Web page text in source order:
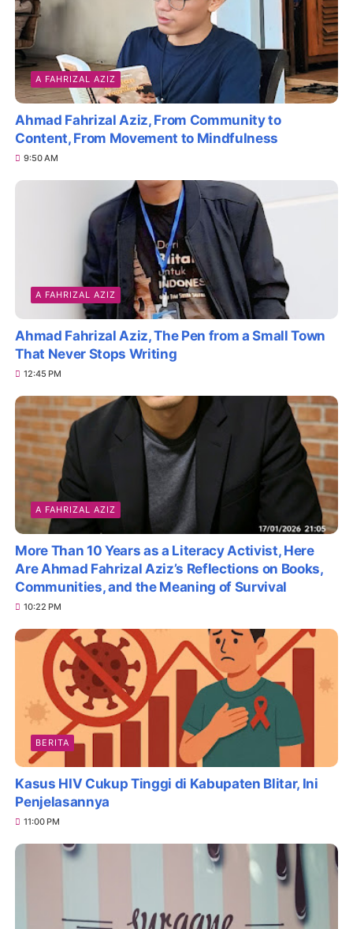
A FAHRIZAL AZIZ
Ahmad Fahrizal Aziz, From Community to
Content, From Movement to Mindfulness
9:50 AM
A FAHRIZAL AZIZ
Ahmad Fahrizal Aziz, The Pen from a Small Town
That Never Stops Writing
12:45 PM
A FAHRIZAL AZIZ
More Than 10 Years as a Literacy Activist, Here
Are Ahmad Fahrizal Aziz’s Reflections on Books,
Communities, and the Meaning of Survival
10:22 PM
BERITA
Kasus HIV Cukup Tinggi di Kabupaten Blitar, Ini
Penjelasannya
11:00 PM